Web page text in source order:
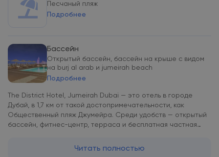
Песчаный пляж
Подробнее
Бассейн
Открытый бассейн, бассейн на крыше с видом
на burj al arab и jumeirah beach
Подробнее
The District Hotel, Jumeirah Dubai — это отель в городе
Дубай, в 1,7 км от такой достопримечательности, как
Общественный пляж Джумейра. Среди удобств — открытый
бассейн, фитнес-центр, терраса и бесплатная частная
подают блюда международной кухни. Гости могут
Читать полностью